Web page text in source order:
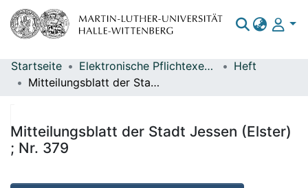
Bereiche & Sammlungen
Statistiken
Startseite Elektronische Pflichtexemplare
Heft
Mitteilungsblatt der Stadt Jessen (Elster) ; Nr. 379
Mitteilungsblatt der Stadt Jessen (Elster)
; Nr. 379